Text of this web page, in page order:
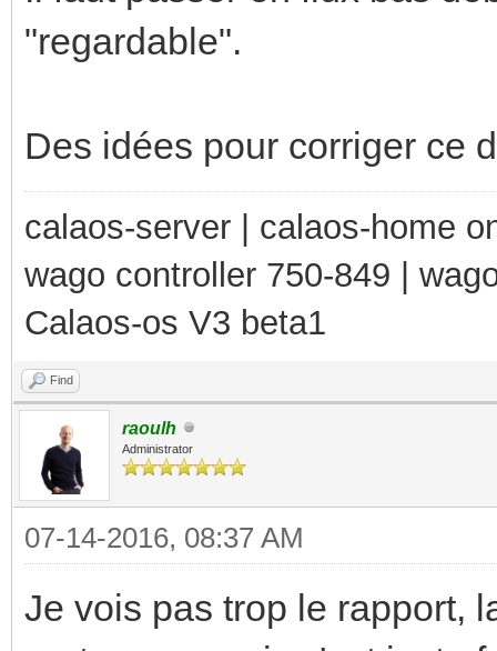
"regardable".
Des idées pour corriger ce
calaos-server | calaos-home
wago controller 750-849 |
Calaos-os V3 beta1
Find
raoulh
Administrator
07-14-2016, 08:37 AM
Je vois pas trop le rapport,